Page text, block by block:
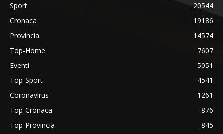
Sport
20544
Cronaca
19186
Provincia
14574
Top-Home
7607
Eventi
5051
Top-Sport
4541
Coronavirus
1261
Top-Cronaca
876
Top-Provincia
845